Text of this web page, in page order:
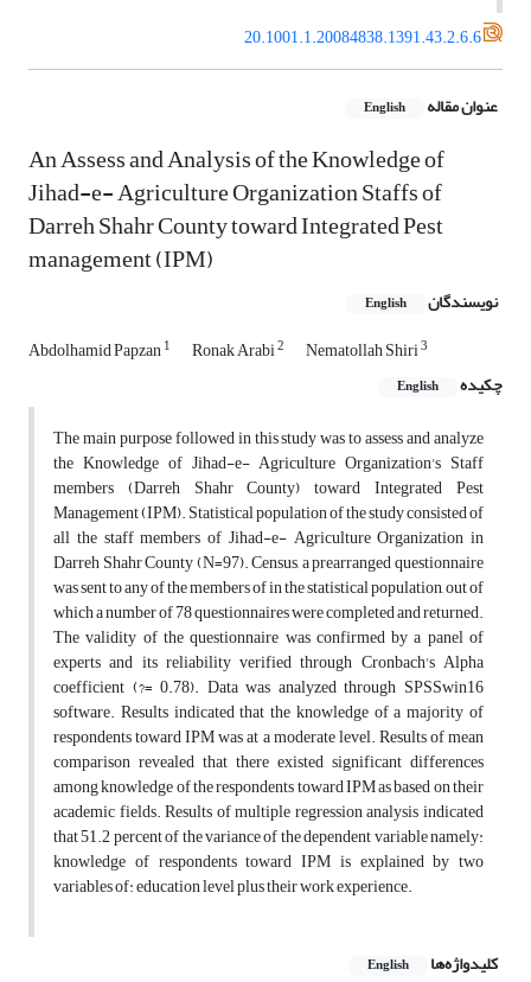
20.1001.1.20084838.1391.43.2.6.6
عنوان مقاله English
An Assess and Analysis of the Knowledge of
Jihad-e- Agriculture Organization Staffs of
Darreh Shahr County toward Integrated Pest
management (IPM)
نویسندگان English
Abdolhamid Papzan1 Ronak Arabi2 Nematollah Shiri3
چکیده English
The main purpose followed in this study was to assess and analyze
the Knowledge of Jihad-e- Agriculture Organization's Staff
members (Darreh Shahr County) toward Integrated Pest
Management (IPM). Statistical population of the study consisted of
all the staff members of Jihad-e- Agriculture Organization in
Darreh Shahr County (N=97). Census, a prearranged questionnaire
was sent to any of the members of in the statistical population, out of
which a number of 78 questionnaires were completed and returned.
The validity of the questionnaire was confirmed by a panel of
experts and its reliability verified through Cronbach's Alpha
coefficient (?= 0.78). Data was analyzed through SPSSwin16
software. Results indicated that the knowledge of a majority of
respondents toward IPM was at a moderate level. Results of mean
comparison revealed that there existed significant differences
among knowledge of the respondents toward IPM as based on their
academic fields. Results of multiple regression analysis indicated
that 51.2 percent of the variance of the dependent variable namely:
knowledge of respondents toward IPM is explained by two
variables of: education level plus their work experience.
کلیدواژه‌ها English